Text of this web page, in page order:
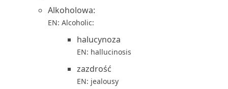
Alkoholowa:
EN: Alcoholic:
halucynoza
EN: hallucinosis
zazdrość
EN: jealousy